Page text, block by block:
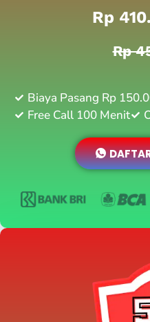
Rp
Rp
Biaya Pasang Rp
Free Call 100 Menit